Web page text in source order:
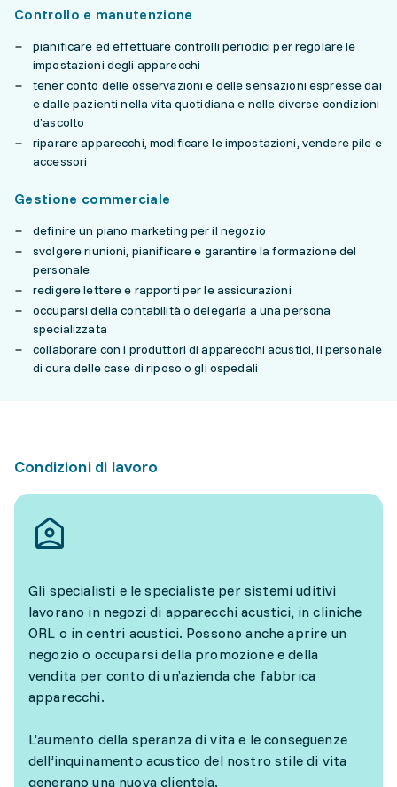
Controllo e manutenzione
pianificare ed effettuare controlli periodici per regolare le
impostazioni degli apparecchi
tener conto delle osservazioni e delle sensazioni espresse dai
e dalle pazienti nella vita quotidiana e nelle diverse condizioni
d’ascolto
riparare apparecchi, modificare le impostazioni, vendere pile e
accessori
Gestione commerciale
definire un piano marketing per il negozio
svolgere riunioni, pianificare e garantire la formazione del
personale
redigere lettere e rapporti per le assicurazioni
occuparsi della contabilità o delegarla a una persona
specializzata
collaborare con i produttori di apparecchi acustici, il personale
di cura delle case di riposo o gli ospedali
Condizioni di lavoro
Gli specialisti e le specialiste per sistemi uditivi
lavorano in negozi di apparecchi acustici, in cliniche
ORL o in centri acustici. Possono anche aprire un
negozio o occuparsi della promozione e della
vendita per conto di un’azienda che fabbrica
apparecchi.
L’aumento della speranza di vita e le conseguenze
dell’inquinamento acustico del nostro stile di vita
generano una nuova clientela.